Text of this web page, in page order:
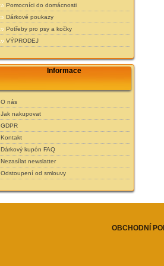
Pomocníci do domácnosti
Dárkové poukazy
Potřeby pro psy a kočky
VÝPRODEJ
Informace
O nás
Jak nakupovat
GDPR
Kontakt
Dárkový kupón FAQ
Nezasílat newslatter
Odstoupení od smlouvy
OBCHODNÍ